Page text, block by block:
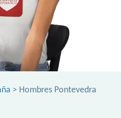
> Hombres Pontevedra